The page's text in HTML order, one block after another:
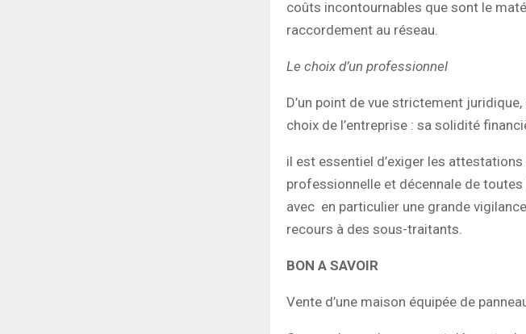
coûts incontournables que sont le
raccordement au réseau.
Le choix d’un professionnel
D’un point de vue strictement
choix de l’entreprise : sa solidité
il est essentiel d’exiger les
professionnelle et décennale de
avec en particulier une grande
recours à des sous-traitants.
BON A SAVOIR
Vente d’une maison équipée de